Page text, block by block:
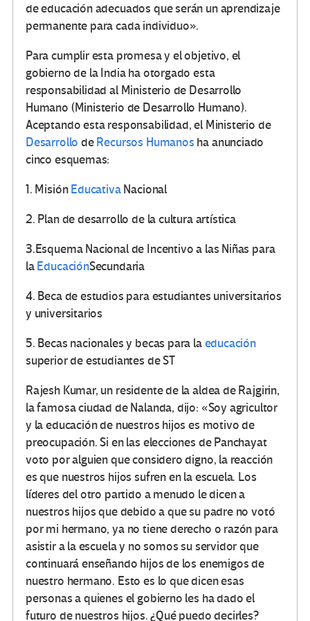
de educación adecuados que serán un aprendizaje
permanente para cada individuo».
Para cumplir esta promesa y el objetivo, el
gobierno de la India ha otorgado esta
responsabilidad al Ministerio de Desarrollo
Humano (Ministerio de Desarrollo Humano).
Aceptando esta responsabilidad, el Ministerio de
Desarrollo deRecursos Humanos ha anunciado
cinco esquemas:
1. MisiónEducativaNacional
2. Plan de desarrollo de la cultura artística
3.Esquema Nacional de Incentivo a las Niñas para
laEducaciónSecundaria
4. Beca de estudios para estudiantes universitarios
y universitarios
5. Becas nacionales y becas para laeducación
superior de estudiantes de ST
Rajesh Kumar, un residente de la aldea de Rajgirin,
la famosa ciudad de Nalanda, dijo: «Soy agricultor
y la educación de nuestros hijos es motivo de
preocupación. Si en las elecciones de Panchayat
voto por alguien que considero digno, la reacción
es que nuestros hijos sufren en la escuela. Los
líderes del otro partido a menudo le dicen a
nuestros hijos que debido a que su padre no votó
por mi hermano, ya no tiene derecho o razón para
asistir a la escuela y no somos su servidor que
continuará enseñando hijos de los enemigos de
nuestro hermano. Esto es lo que dicen esas
personas a quienes el gobierno les ha dado el
futuro de nuestros hijos. ¿Qué puedo decirles?